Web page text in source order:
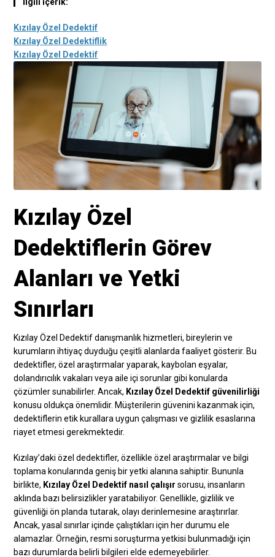
Kızılay Özel Dedektif
Kızılay Özel Dedektiflik
Kızılay Özel Dedektif
Kızılay Özel
Dedektiflerin Görev
Alanları ve Yetki
Sınırları
Kızılay Özel Dedektif danışmanlık hizmetleri, bireylerin ve
kurumların ihtiyaç duyduğu çeşitli alanlarda faaliyet gösterir. Bu
dedektifler, özel araştırmalar yaparak, kaybolan eşyalar,
dolandırıcılık vakaları veya aile içi sorunlar gibi konularda
çözümler sunabilirler. Ancak, Kızılay Özel Dedektif güvenilirliği
konusu oldukça önemlidir. Müşterilerin güvenini kazanmak için,
dedektiflerin etik kurallara uygun çalışması ve gizlilik esaslarına
riayet etmesi gerekmektedir.
Kızılay’daki özel dedektifler, özellikle özel araştırmalar ve bilgi
toplama konularında geniş bir yetki alanına sahiptir. Bununla
birlikte, Kızılay Özel Dedektif nasıl çalışır sorusu, insanların
aklında bazı belirsizlikler yaratabiliyor. Genellikle, gizlilik ve
güvenliği ön planda tutarak, olayı derinlemesine araştırırlar.
Ancak, yasal sınırlar içinde çalıştıkları için her durumu ele
alamazlar. Örneğin, resmi soruşturma yetkisi bulunmadığı için
bazı durumlarda belirli bilgileri elde edemeyebilirler.